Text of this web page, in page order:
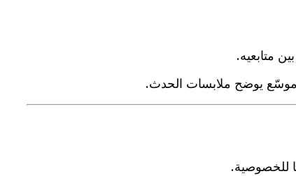
متابعيه.
موسّع يوضح ملابسات الحدث.
للخصوصية.